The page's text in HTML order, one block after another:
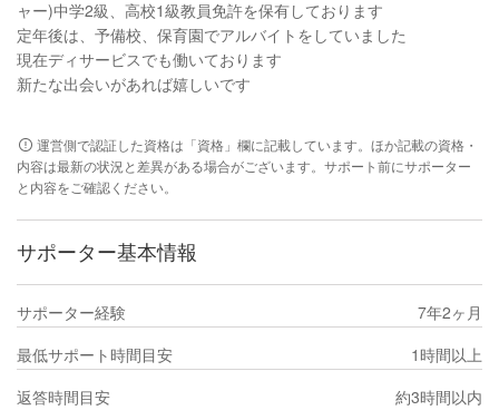
ャー)中学2級、高校1級教員免許を保有しております
定年後は、予備校、保育園でアルバイトをしていました
現在ディサービスでも働いております
新たな出会いがあれば嬉しいです
運営側で認証した資格は「資格」欄に記載しています。ほか記載の資格・
内容は最新の状況と差異がある場合がございます。サポート前にサポーター
と内容をご確認ください。
サポーター基本情報
サポーター経験
7年2ヶ月
最低サポート時間目安
1時間以上
返答時間目安
約3時間以内